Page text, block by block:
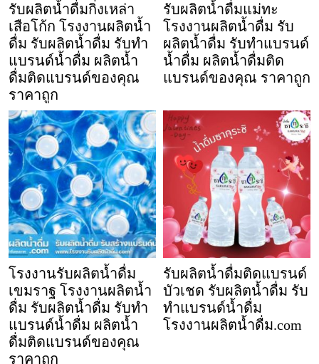
รับผลิตน้ำดื่มกิ่งเหล่า
เสือโก้ก โรงงานผลิตน้ำ
ดื่ม รับผลิตน้ำดื่ม รับทำ
แบรนด์น้ำดื่ม ผลิตน้ำ
ดื่มติดแบรนด์ของคุณ
ราคาถูก
รับผลิตน้ำดื่มแม่ทะ
โรงงานผลิตน้ำดื่ม รับ
ผลิตน้ำดื่ม รับทำแบรนด์
น้ำดื่ม ผลิตน้ำดื่มติด
แบรนด์ของคุณ ราคาถูก
โรงงานรับผลิตน้ำดื่ม
เขมราฐ โรงงานผลิตน้ำ
ดื่ม รับผลิตน้ำดื่ม รับทำ
แบรนด์น้ำดื่ม ผลิตน้ำ
ดื่มติดแบรนด์ของคุณ
ราคาถูก
รับผลิตน้ำดื่มติดแบรนด์
บัวเชด รับผลิตน้ำดื่ม รับ
ทำแบรนด์น้ำดื่ม
โรงงานผลิตน้ำดื่ม.com